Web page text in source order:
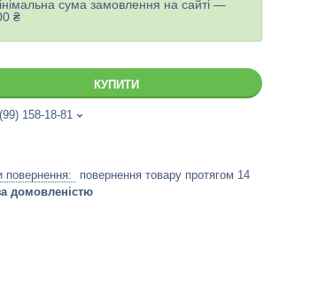
сума замовлення на сайті —
₴
КУПИТИ
158-18-81
повернення товару протягом 14
домовленістю